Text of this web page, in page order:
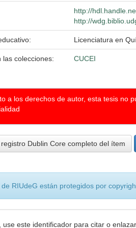
http://
http://
Licenciatura en
las colecciones: CUCEI
a los derechos de autor, esta tesis no
Dublin Core completo del ítem
RIUdeG están protegidos por
use este identificador para citar o